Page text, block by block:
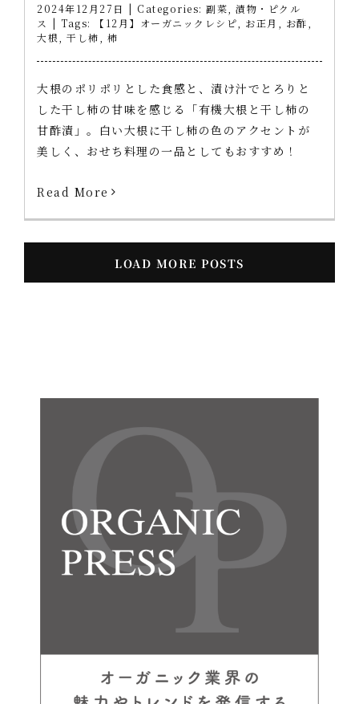
2024年12月27日 | Categories: 副菜
漬物・ピクル
ス
| Tags: 【12月】オーガニックレシピ お正月 お酢
大根
干し柿 柿
大根のポリポリとした食感と、漬け汁でとろりと
した干し柿の甘味を感じる「有機大根と干し柿の
甘酢漬」。白い大根に干し柿の色のアクセントが
美しく、おせち料理の一品としてもおすすめ！
Read More
LOAD MORE POSTS